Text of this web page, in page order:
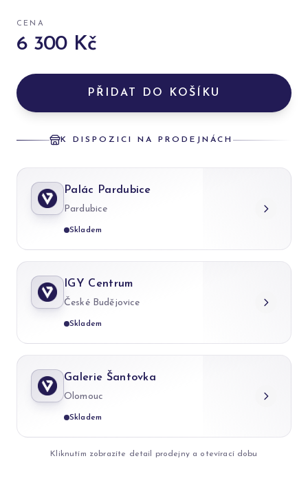
CENA
6 300 Kč
PŘIDAT DO KOŠÍKU
K DISPOZICI NA PRODEJNÁCH
Palác Pardubice
Pardubice
Skladem
IGY Centrum
České Budějovice
Skladem
Galerie Šantovka
Olomouc
Skladem
Kliknutím zobrazíte detail prodejny a otevírací dobu